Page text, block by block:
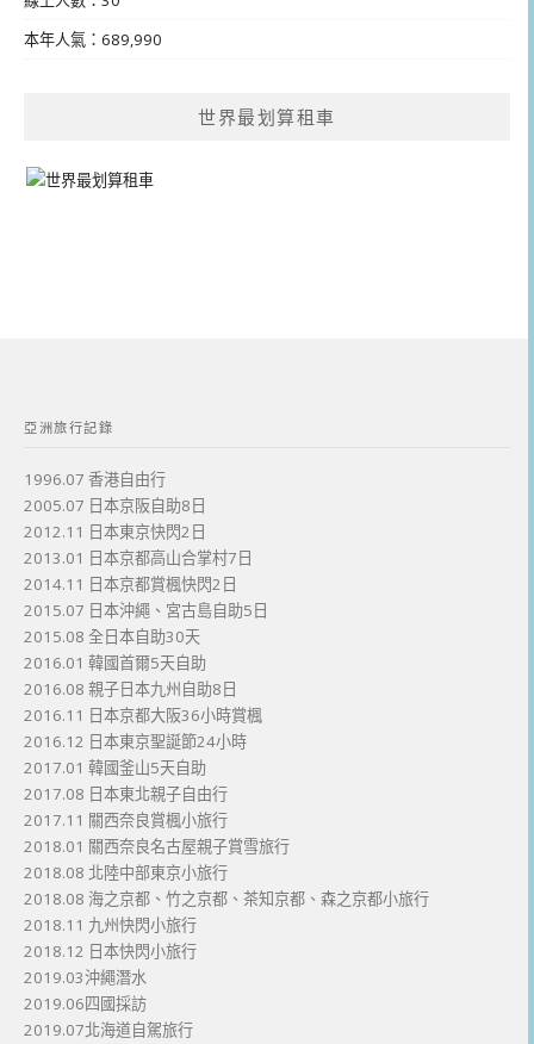
本年人氣：689,990
世界最划算租車
亞洲旅行記錄
1996.07 香港自由行
2005.07 日本京阪自助8日
2012.11 日本東京快閃2日
2013.01 日本京都高山合掌村7日
2014.11 日本京都賞楓快閃2日
2015.07 日本沖繩、宮古島自助5日
2015.08 全日本自助30天
2016.01 韓國首爾5天自助
2016.08 親子日本九州自助8日
2016.11 日本京都大阪36小時賞楓
2016.12 日本東京聖誕節24小時
2017.01 韓國釜山5天自助
2017.08 日本東北親子自由行
2017.11 關西奈良賞楓小旅行
2018.01 關西奈良名古屋親子賞雪旅行
2018.08 北陸中部東京小旅行
2018.08 海之京都、竹之京都、茶知京都、森之京都小旅行
2018.11 九州快閃小旅行
2018.12 日本快閃小旅行
2019.03沖繩潛水
2019.06四國採訪
2019.07北海道自駕旅行